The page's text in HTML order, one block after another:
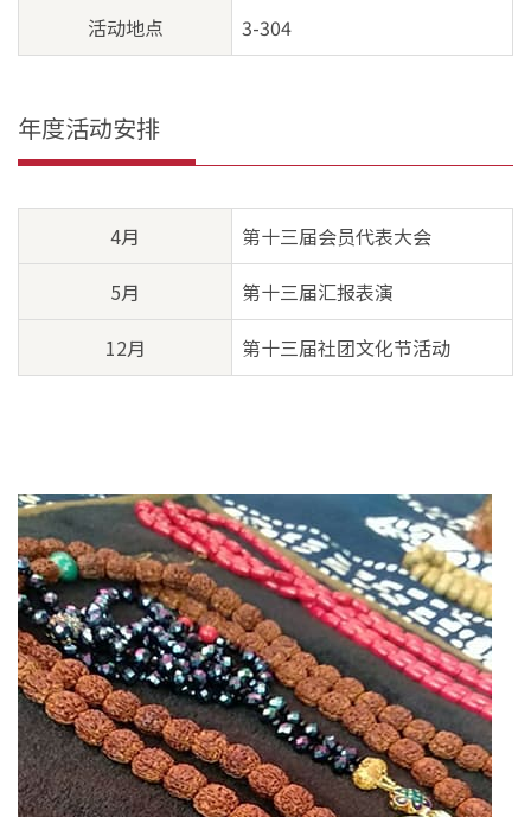
活动地点
3-304
年度活动安排
4月
第十三届会员代表大会
5月
第十三届汇报表演
12月
第十三届社团文化节活动